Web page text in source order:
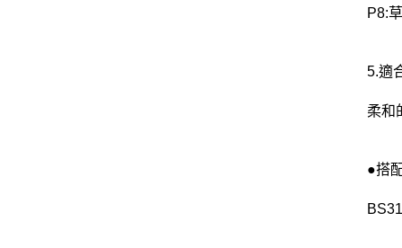
P8:
5.適
柔和
●搭